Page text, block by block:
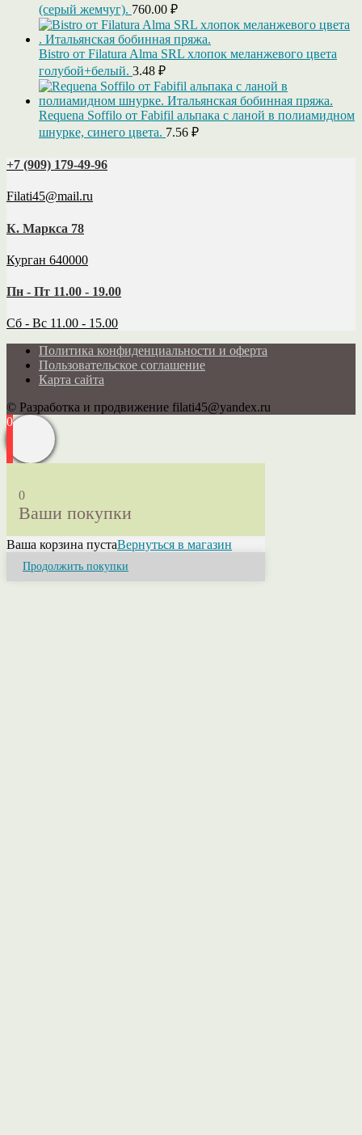
(серый жемчуг). 760.00 ₽
Bistro от Filatura Alma SRL хлопок меланжевого цвета
голубой+белый. 3.48 ₽
Requena Soffilo от Fabifil альпака с ланой в полиамидном
шнурке, синего цвета. 7.56 ₽
+7 (909) 179‑49-96
Filati45@mail.ru
К. Маркса 78
Курган 640000
Пн - Пт 11.00 - 19.00
Сб - Вс 11.00 - 15.00
Политика конфиденциальности и оферта
Пользовательское соглашение
Карта сайта
© Разработка и продвижение filati45@yandex.ru
0
0
Ваши покупки
Ваша корзина пустаВернуться в магазин
Продолжить покупки